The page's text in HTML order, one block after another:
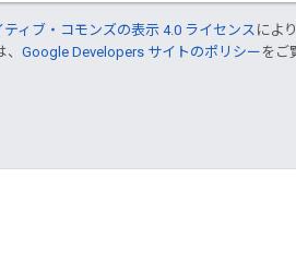
ティブ・コモンズの表示 4.0 ライセンス によ
Google Developers サイトのポリシー をご